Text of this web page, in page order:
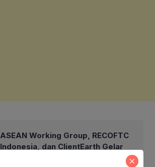
ASEAN Working Group, RECOFTC
Indonesia, dan ClientEarth Gelar